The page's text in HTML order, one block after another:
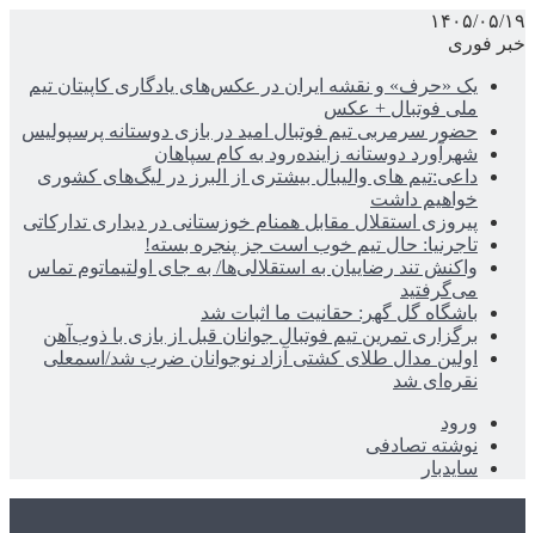
۱۴۰۵/۰۵/۱۹
خبر فوری
یک «حرف» و نقشه ایران در عکس‌های یادگاری کاپیتان تیم
ملی فوتبال + عکس
حضور سرمربی تیم فوتبال امید در بازی دوستانه پرسپولیس
شهرآورد دوستانه زاینده‌رود به کام سپاهان
داعی:تیم های والیبال بیشتری از البرز در لیگ‌های کشوری
خواهیم داشت
پیروزی استقلال مقابل همنام خوزستانی در دیداری تدارکاتی
تاجرنیا: حال تیم خوب است جز پنجره بسته!
واکنش تند رضاییان به استقلالی‌ها/ به جای اولتیماتوم تماس
می‌گرفتید
باشگاه گل گهر: حقانیت ما اثبات شد
برگزاری تمرین تیم فوتبال جوانان قبل از بازی با ذوب‌آهن
اولین مدال طلای کشتی آزاد نوجوانان ضرب شد/اسمعلی
نقره‌ای شد
ورود
نوشته تصادفی
سایدبار